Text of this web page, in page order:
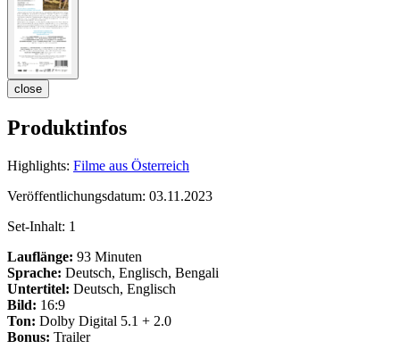
close
Produktinfos
Highlights: Filme aus Österreich
Veröffentlichungsdatum: 03.11.2023
Set-Inhalt: 1
Lauflänge: 93 Minuten
Sprache: Deutsch, Englisch, Bengali
Untertitel: Deutsch, Englisch
Bild: 16:9
Ton: Dolby Digital 5.1 + 2.0
Bonus: Trailer